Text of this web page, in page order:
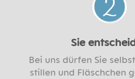
Sie
Bei uns dürfen Sie
stillen und Fläschchen